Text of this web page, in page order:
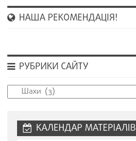
НАША РЕКОМЕНДАЦІЯ!
РУБРИКИ САЙТУ
Рубрики
КАЛЕНДАР МАТЕРІАЛІВ